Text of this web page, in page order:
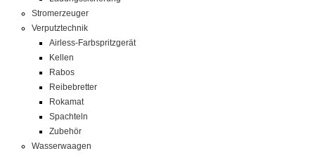
Stromerzeuger
Verputztechnik
Airless-Farbspritzgerät
Kellen
Rabos
Reibebretter
Rokamat
Spachteln
Zubehör
Wasserwaagen